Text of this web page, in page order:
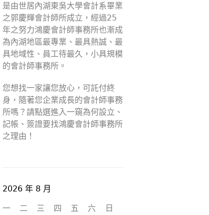
是由世居內湖東吳大學會計系畢業
之郭慶輝會計師所成立，經過25
年之努力鴻慶會計師事務所也漸成
為內湖地區最專業、最具熱誠、最
具地域性、員工待最久，小具規模
的會計師事務所。
您想找一家讓您放心，可託付終
身，隨著您企業成長的會計師事務
所嗎？請點選進入一窺為何設立、
記帳、簽證要找鴻慶會計師事務所
之理由！
2026 年 8 月
一 二 三 四 五 六
日